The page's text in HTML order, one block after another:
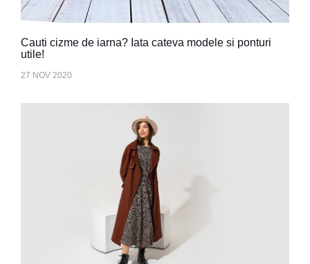
Cauti cizme de iarna? Iata cateva modele si ponturi
utile!
27 NOV 2020